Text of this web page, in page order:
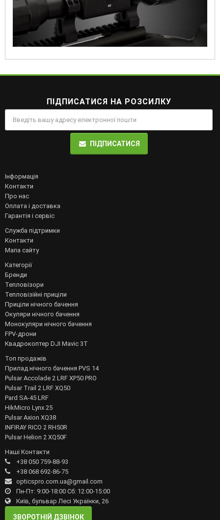
ПІДПИСАТИСЯ НА РОЗСИЛКУ
ПІДПИСАТИСЯ
Інформація
Контакти
Про нас
Оплата і доставка
Гарантія і сервіс
Служба підтримки
Контакти
Мапа сайту
Категорії
Бренди
Тепловізори
Тепловізійні приціли
Приціли нічного бачення
Окуляри нічного бачення
Монокуляри нічного бачення
FPV-дрони
Квадрокоптер DJI Mavic 3T
Топ продажів
Прилад нічного бачення PVS 14
Pulsar Accolade 2 LRF XP50 PRO
Pulsar Trail 2 LRF XQ50
Pard SA-45 LRF
HikMicro Lynx 25
Pulsar Axion XQ38
INFIRAY RICO 2 RH50R
Pulsar Helion 2 XQ50F
Наші Контакти
+38 050 759-88-93
+38 068 692-86-75
opticspro.com.ua@gmail.com
Пн-Пт: 9:00-18:00 Сб: 12:00-15:00
Київ, бульвар Лесі Українки, 26
ЗВОРОТНІЙ ДЗВІНОК